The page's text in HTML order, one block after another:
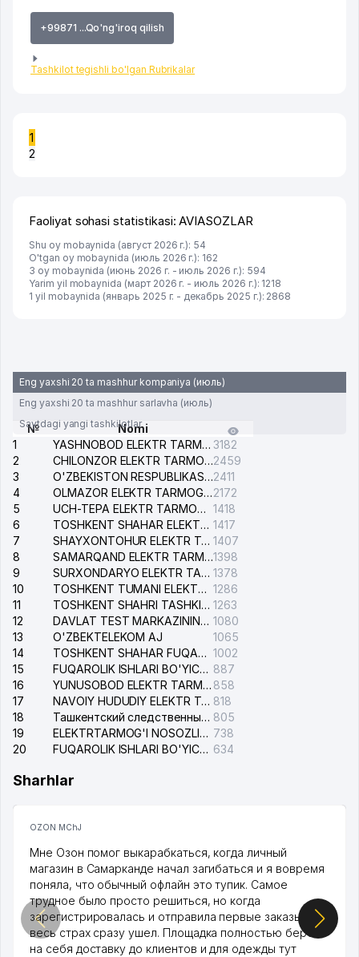
+99871 ...Qo'ng'iroq qilish
Tashkilot tegishli bo'lgan Rubrikalar
1
2
Faoliyat sohasi statistikasi: AVIASOZLAR
Shu oy mobaynida (август 2026 г.): 54
O'tgan oy mobaynida (июль 2026 г.): 162
3 oy mobaynida (июнь 2026 г. - июль 2026 г.): 594
Yarim yil mobaynida (март 2026 г. - июль 2026 г.): 1218
1 yil mobaynida (январь 2025 г. - декабрь 2025 г.): 2868
Eng yaxshi 20 ta mashhur kompaniya (июль)
Eng yaxshi 20 ta mashhur sarlavha (июль)
Saytdagi yangi tashkilotlar
№
Nomi
1
YASHNOBOD ELEKTR TARMOG'I NOSOZLIKLARI XIZMATI 3182
2
CHILONZOR ELEKTR TARMOG'I NOSOZLIK XIZMATI2459
3
O'ZBEKISTON RESPUBLIKASI BOSH PROKURATURASI ISHONCH TELEFONI2411
4
OLMAZOR ELEKTR TARMOG'I NOSOZLIKLARI XIZMATI2172
5
UCH-TEPA ELEKTR TARMOG'I NOSOZLIKLARI XIZMATI 1418
6
TOSHKENT SHAHAR ELEKTR TARMOQLARI KORXONASI AJ 1417
7
SHAYXONTOHUR ELEKTR TARMOG'I NOSOZLIKLARINI TUZATISH XIZMATI 1407
8
SAMARQAND ELEKTR TARMOQLARI AJ1398
9
SURXONDARYO ELEKTR TARMOQLARI AJ 1378
10
TOSHKENT TUMANI ELEKTR TARMOG'I AVARIYA XIZMATI 1286
11
TOSHKENT SHAHRI TASHKILOT TELEFONLARI HAQIDA MA'LUMOT BYUROSI 1263
12
DAVLAT TEST MARKAZINING ISHONCH TELEFONLARI 1080
13
O'ZBEKTELEKOM AJ
1065
14
TOSHKENT SHAHAR FUQAROLIK ISHLARI BO'YICHA SUDI 1002
15
FUQAROLIK ISHLARI BO'YICHA YAKKASAROY TUMANLARARO SUDI 887
16
YUNUSOBOD ELEKTR TARMOG'I NOSOZLIKLARI XIZMATI 858
17
NAVOIY HUDUDIY ELEKTR TARMOQLARI KORXONASI AJ 818
18
Ташкентский следственный изолятор 805
19
ELEKTRTARMOG'I NOSOZLIKLARINI TO'ZATISH SERGELI XIZMATI 738
20
FUQAROLIK ISHLARI BO'YICHA UCH-TEPA TUMANI SUDI 634
Sharhlar
OZON MChJ
Мне Озон помог выкарабкаться, когда личный
магазин в Самарканде начал загибаться и я вовремя
поняла, что обычный офлайн это тупик. Самое
трудное было просто решиться, но когда
зарегистрировалась и отправила первые заказы,
весь страх сразу ушел. Площадка полностью берет
на себя доставку до клиентов и для одежды тут